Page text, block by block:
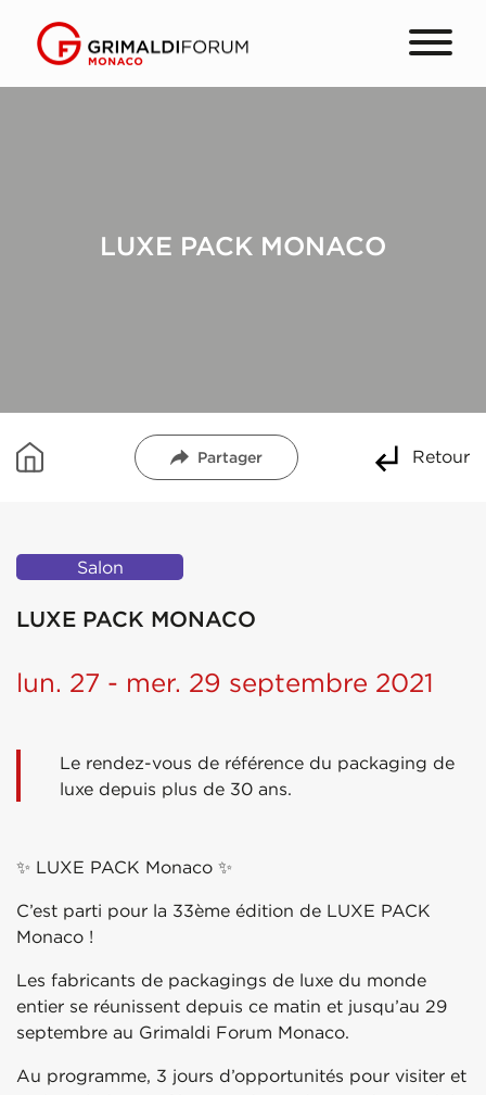
LUXE PACK MONACO
Partager Retour
Salon
LUXE PACK MONACO
lun. 27 - mer. 29 septembre 2021
Le rendez-vous de référence du packaging de
luxe depuis plus de 30 ans.
✨ LUXE PACK Monaco ✨
C’est parti pour la 33ème édition de LUXE PACK
Monaco !
Les fabricants de packagings de luxe du monde
entier se réunissent depuis ce matin et jusqu’au 29
septembre au Grimaldi Forum Monaco.
Au programme, 3 jours d’opportunités pour visiter et